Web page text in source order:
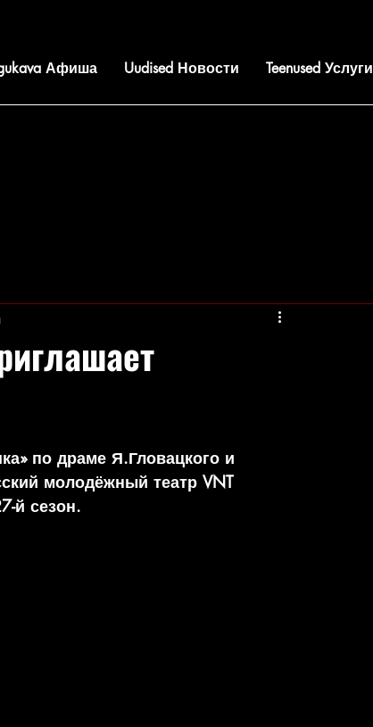
Афиша Uudised Новости Teenused Услуги
по драме Я.Гловацкого и
молодёжный театр VNT
й сезон.